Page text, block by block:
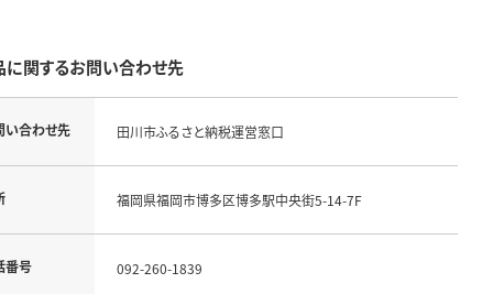
に関するお問い合わせ先
い合わせ先 田川市ふるさと納税運営窓口
福岡県福岡市博多区博多駅中央街5-14-7F
番号 092-260-1839